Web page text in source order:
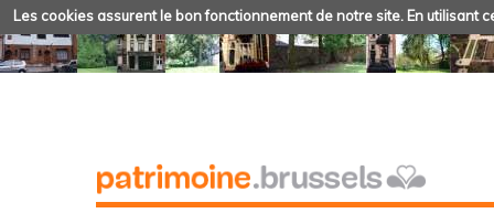
Les cookies assurent le bon fonctionnement de notre site. En utilisant